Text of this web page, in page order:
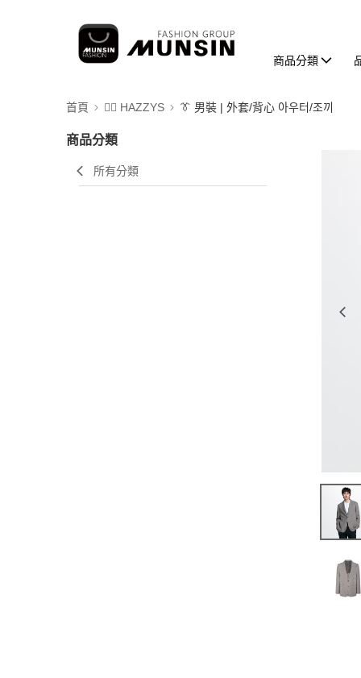
商品分類
首頁 🐕‍🦺 HAZZYS 👔 男裝 | 外套/背心 아우터/조끼
商品分類
所有分類